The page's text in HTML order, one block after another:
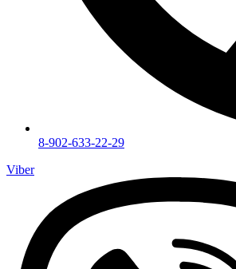
8-902-633-22-29
Viber